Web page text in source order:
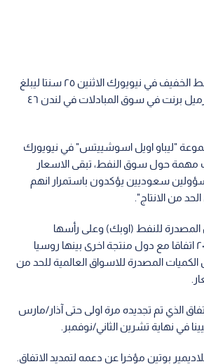
وارتفع سعر برميل النفط الخفيف في نيويورك الاثنين ٢٥ سنتا ليبلغ
٥٤,١٥ دولارا، بينما ربح برميل برنت في سوق المبادلات في لندن ٤٦
"ليباو اويل اسوشييتس" في نيويورك
مهمة حول سوق النفط، تبقى الاسعار
سعوديين يؤكدون باستمرار انهم
من الانتاج".
المصدرة للنفط (اوبك) وعلى رأسها
السعودية في نهاية ٢٠١٦ اتفاقا مع دول منتجة اخرى بينها روسيا
المصدرة للاسواق العالمية للحد من
الذي تم تجديده مرة اولى حتى آذار/مارس
بوتين مؤخرا عن دعمه لتمديد الاتفاق.